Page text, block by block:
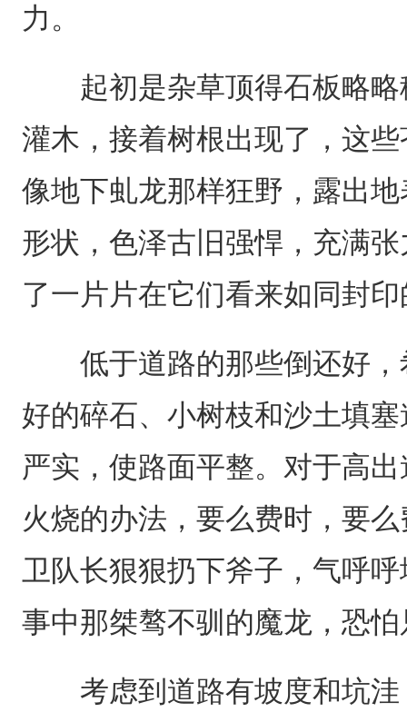
力。
起初是杂草顶得石板略略
灌木，接着树根出现了，这
像地下虬龙那样狂野，露出
形状，色泽古旧强悍，充满
了一片片在它们看来如同封
低于道路的那些倒还好，
好的碎石、小树枝和沙土填
严实，使路面平整。对于高
火烧的办法，要么费时，要
卫队长狠狠扔下斧子，气呼
事中那桀骜不驯的魔龙，恐
考虑到道路有坡度和坑洼